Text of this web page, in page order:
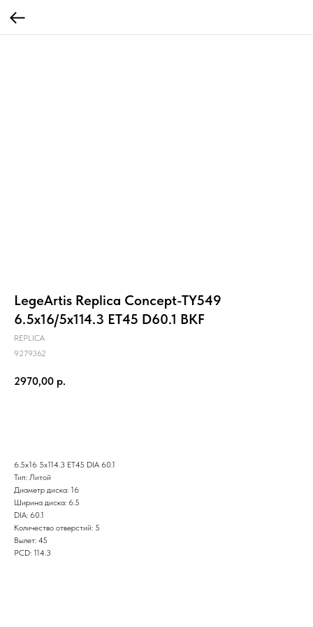
LegeArtis Replica Concept-TY549
6.5x16/5x114.3 ET45 D60.1 BKF
REPLICA
9279362
2970,00 р.
6.5x16 5x114.3 ET45 DIA 60.1
Тип: Литой
Диаметр диска: 16
Ширина диска: 6.5
DIA: 60.1
Количество отверстий: 5
Вылет: 45
PCD: 114.3